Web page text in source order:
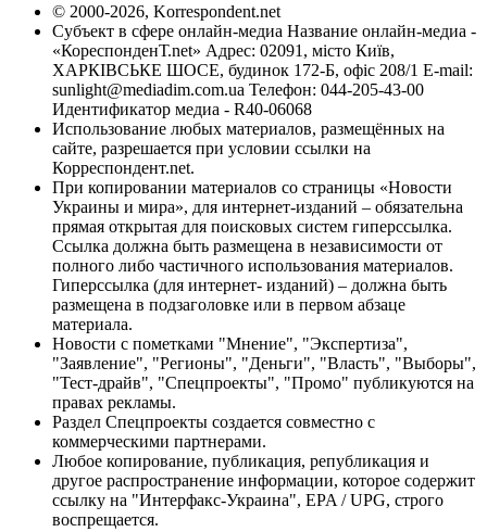
© 2000-2026, Korrespondent.net
Субъект в сфере онлайн-медиа Название онлайн-медиа -
«КореспонденТ.net» Адрес: 02091, місто Київ,
ХАРКІВСЬКЕ ШОСЕ, будинок 172-Б, офіс 208/1 E-mail:
sunlight@mediadim.com.ua Телефон: 044-205-43-00
Идентификатор медиа - R40-06068
Использование любых материалов, размещённых на
сайте, разрешается при условии ссылки на
Корреспондент.net.
При копировании материалов со страницы «Новости
Украины и мира», для интернет-изданий – обязательна
прямая открытая для поисковых систем гиперссылка.
Ссылка должна быть размещена в независимости от
полного либо частичного использования материалов.
Гиперссылка (для интернет- изданий) – должна быть
размещена в подзаголовке или в первом абзаце
материала.
Новости с пометками "Мнение", "Экспертиза",
"Заявление", "Регионы", "Деньги", "Власть", "Выборы",
"Тест-драйв", "Спецпроекты", "Промо" публикуются на
правах рекламы.
Раздел Спецпроекты создается совместно с
коммерческими партнерами.
Любое копирование, публикация, републикация и
другое распространение информации, которое содержит
ссылку на "Интерфакс-Украина", EPA / UPG, строго
воспрещается.